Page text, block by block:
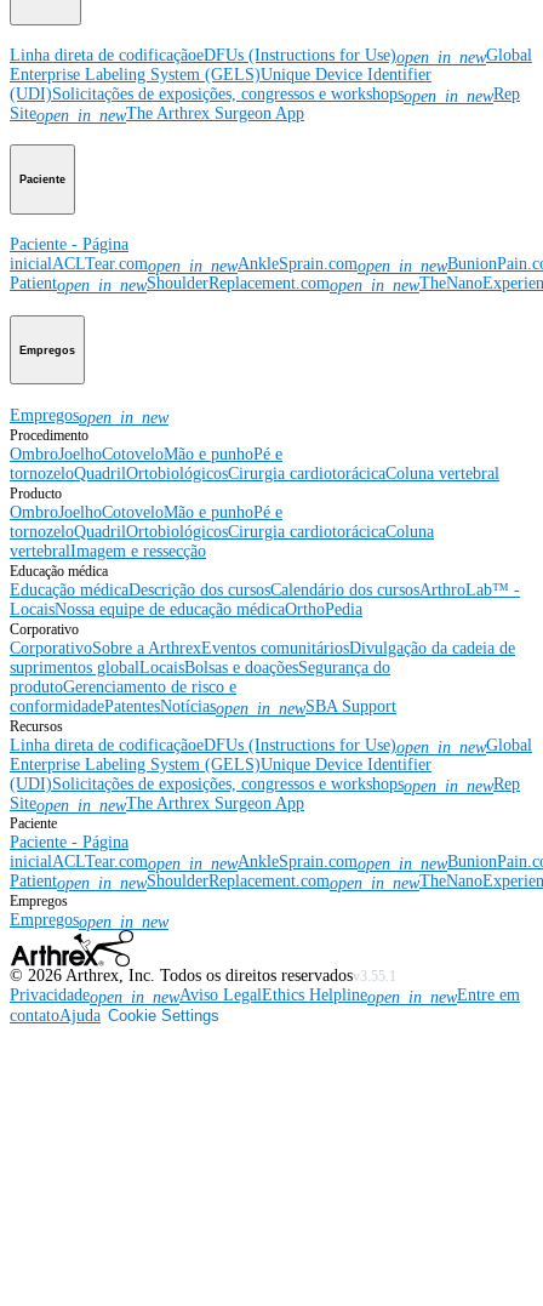
Linha direta de codificaçãoeDFUs (Instructions for Use)open_in_newGlobal
Enterprise Labeling System (GELS)Unique Device Identifier
(UDI)Solicitações de exposições, congressos e workshopsopen_in_newRep
Siteopen_in_newThe Arthrex Surgeon App
Paciente
Paciente - Página
inicialACLTear.comopen_in_newAnkleSprain.comopen_in_new
Patientopen_in_newShoulderReplacement.comopen_in_new
Empregos
Empregosopen_in_new
Procedimento
OmbroJoelhoCotoveloMão e punhoPé e
tornozeloQuadrilOrtobiológicosCirurgia cardiotorácicaColuna vertebral
Producto
OmbroJoelhoCotoveloMão e punhoPé e
tornozeloQuadrilOrtobiológicosCirurgia cardiotorácicaColuna
vertebralImagem e ressecção
Educação médica
Educação médicaDescrição dos cursosCalendário dos cursosArthroLab™ -
LocaisNossa equipe de educação médicaOrthoPedia
Corporativo
CorporativoSobre a ArthrexEventos comunitáriosDivulgação da cadeia de
suprimentos globalLocaisBolsas e doaçõesSegurança do
produtoGerenciamento de risco e
conformidadePatentesNotíciasopen_in_newSBA Support
Recursos
Linha direta de codificaçãoeDFUs (Instructions for Use)open_in_newGlobal
Enterprise Labeling System (GELS)Unique Device Identifier
(UDI)Solicitações de exposições, congressos e workshopsopen_in_newRep
Siteopen_in_newThe Arthrex Surgeon App
Paciente
Paciente - Página
inicial ACLTear.comopen_in_newAnkleSprain.comopen_in_new
Patientopen_in_newShoulderReplacement.comopen_in_new
Empregos
Empregosopen_in_new
© 2026 Arthrex, Inc. Todos os direitos reservadosv3.55.1
Privacidadeopen_in_newAviso LegalEthics Helplineopen_in_newEntre em
contatoAjuda Cookie Settings